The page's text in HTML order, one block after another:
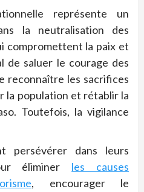
représente un
la neutralisation des
compromettent la paix et
de saluer le courage des
reconnaître les sacrifices
la population et rétablir la
Toutefois, la vigilance
persévérer dans leurs
éliminer les causes
, encourager le